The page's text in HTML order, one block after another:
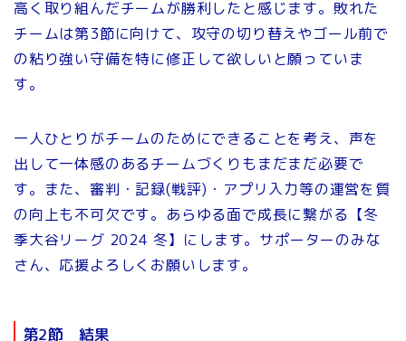
高く取り組んだチームが勝利したと感じます。敗れた
チームは第3節に向けて、攻守の切り替えやゴール前で
の粘り強い守備を特に修正して欲しいと願っていま
す。
一人ひとりがチームのためにできることを考え、声を
出して一体感のあるチームづくりもまだまだ必要で
す。また、審判・記録(戦評)・アプリ入力等の運営を質
の向上も不可欠です。あらゆる面で成長に繋がる【冬
季大谷リーグ 2024 冬】にします。サポーターのみな
さん、応援よろしくお願いします。
第2節 結果